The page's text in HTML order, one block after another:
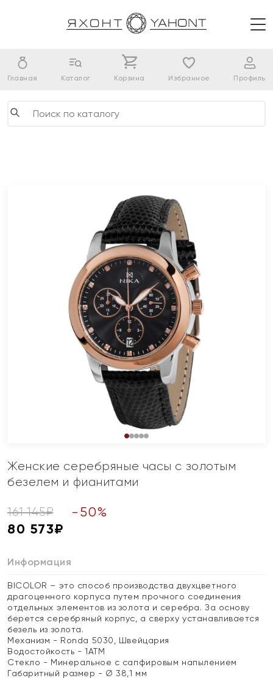
Главная Каталог Корзина Избранное Профиль
Женские серебряные часы с золотым
безелем и фианитами
161 145₽ - 50%
80 573₽
Информация
BICOLOR – это способ производства двухцветного
драгоценного корпуса путем прочного соединения
отдельных элементов из золота и серебра. За основу
берется серебряный корпус, а сверху устанавливается
безель из золота.
Механизм - Ronda 5030, Швейцария
Водостойкость - 1АТМ
Стекло - Минеральное с сапфировым напылением
Габаритный размер - Ø 38,1 мм